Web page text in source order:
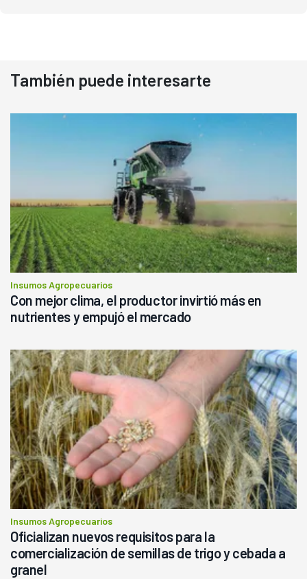
También puede interesarte
Insumos Agropecuarios
Con mejor clima, el productor invirtió más en
nutrientes y empujó el mercado
Insumos Agropecuarios
Oficializan nuevos requisitos para la
comercialización de semillas de trigo y cebada a
granel